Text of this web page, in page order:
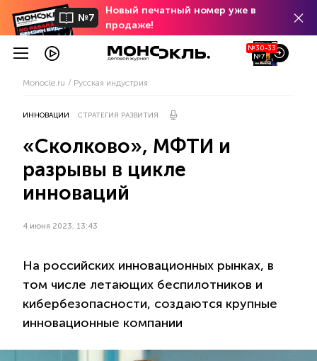
№7
Новый печатный номер уже в
продаже!
№30-33
№7
Monocle.ru Русская индустрия
ИННОВАЦИИ СТРАТЕГИЯ РАЗВИТИЯ
«Сколково», МФТИ и
разрывы в цикле
инноваций
4 июня 2023, 13:43
На российских инновационных рынках, в
том числе летающих беспилотников и
кибербезопасности, создаются крупные
инновационные компании